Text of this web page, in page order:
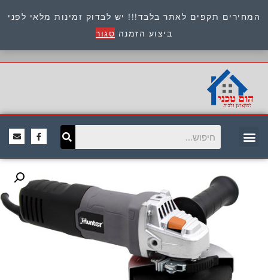
המחירים תקפים לאתר בלבד!!! יש לבדוק זמינות מלאי לפני
ביצוע הזמנה סגור
כתובת : היוזמים 9 אור יהודה שירות לקוחות 054-
8945722